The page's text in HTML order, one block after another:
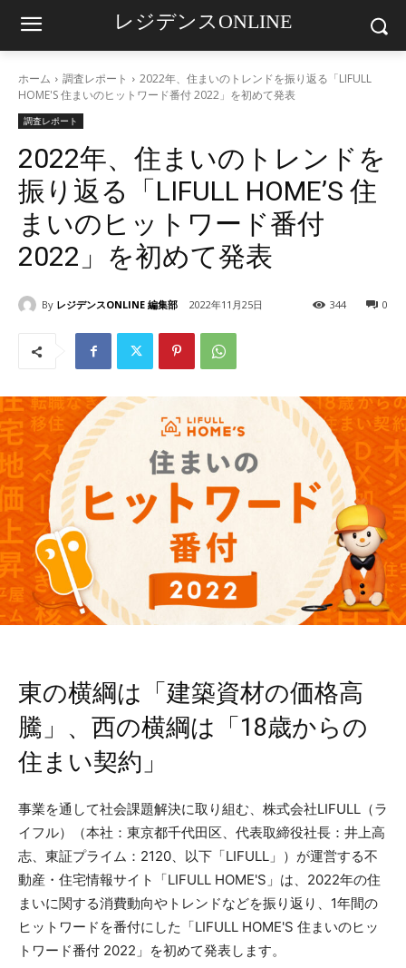
レジデンスONLINE
ホーム 調査レポート
2022年、住まいのトレンドを振り返る「LIFULL
HOME'S 住まいのヒットワード番付 2022」を初めて発表
調査レポート
2022年、住まいのトレンドを
振り返る「LIFULL HOME’S 住
まいのヒットワード番付
2022」を初めて発表
By レジデンスONLINE 編集部 2022年11月25日 0
344
東の横綱は「建築資材の価格高
騰」、西の横綱は「18歳からの
住まい契約」
事業を通して社会課題解決に取り組む、株式会社LIFULL（ラ
イフル）（本社：東京都千代田区、代表取締役社長：井上高
志、東証プライム：2120、以下「LIFULL」）が運営する不
動産・住宅情報サイト「LIFULL HOME'S」は、2022年の住
まいに関する消費動向やトレンドなどを振り返り、1年間の
ヒットワードを番付にした「LIFULL HOME'S 住まいのヒッ
トワード番付 2022」を初めて発表します。